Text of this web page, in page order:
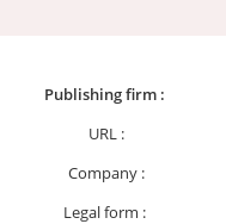
Publishing firm :
URL :
Company :
Legal form :